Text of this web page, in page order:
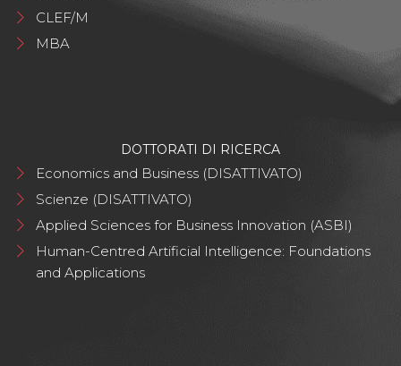
CLEF/M
MBA
DOTTORATI DI RICERCA
Economics and Business (DISATTIVATO)
Scienze (DISATTIVATO)
Applied Sciences for Business Innovation (ASBI)
Human-Centred Artificial Intelligence: Foundations
and Applications